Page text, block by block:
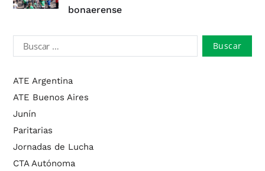
bonaerense
ATE Argentina
ATE Buenos Aires
Junín
Paritarias
Jornadas de Lucha
CTA Autónoma